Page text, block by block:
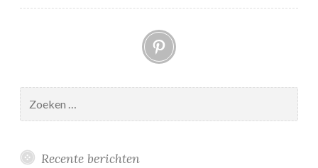
Pinterest
naar:
Recente berichten